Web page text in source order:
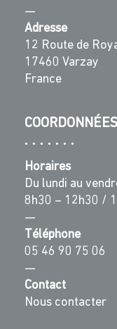
—
Adresse
12 Route de
17460 Varzay
France
COORDONNÉES
Horaires
Du lundi au
8h30 – 12h30 /
—
Téléphone
05 46 90 75 06
—
Contact
Nous contacter